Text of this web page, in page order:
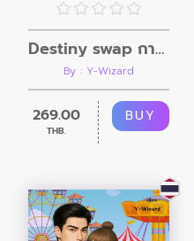
Destiny swap กายนี้ เพื่อนาย
By : Y-Wizard
269.00
THB.
BUY